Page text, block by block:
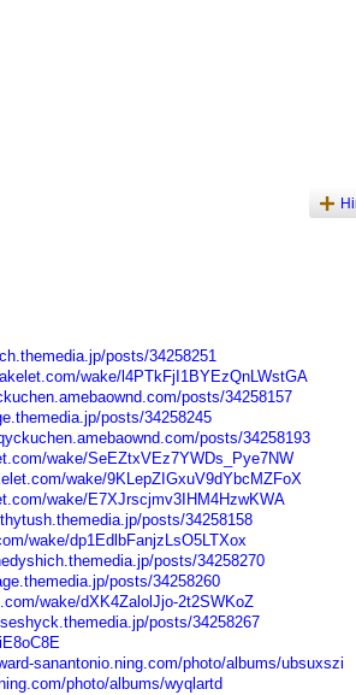
posts/34258251
wake/l4PTkFjI1BYEzQnLWstGA
posts/34258157
posts/34258245
posts/34258193
wake/SeEZtxVEz7YWDs_Pye7NW
wake/9KLepZIGxuV9dYbcMZFoX
wake/E7XJrscjmv3IHM4HzwKWA
posts/34258158
wake/dp1EdlbFanjzLsO5LTXox
posts/34258270
posts/34258260
wake/dXK4ZalolJjo-2t2SWKoZ
posts/34258267
sanantonio.ning.com/photo/albums/ubsuxszi
photo/albums/wyqlartd